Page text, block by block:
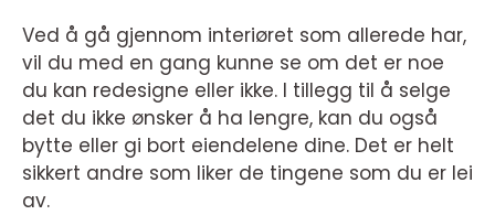
Ved å gå gjennom interiøret som allerede har,
vil du med en gang kunne se om det er noe
du kan redesigne eller ikke. I tillegg til å selge
det du ikke ønsker å ha lengre, kan du også
bytte eller gi bort eiendelene dine. Det er helt
sikkert andre som liker de tingene som du er lei
av.